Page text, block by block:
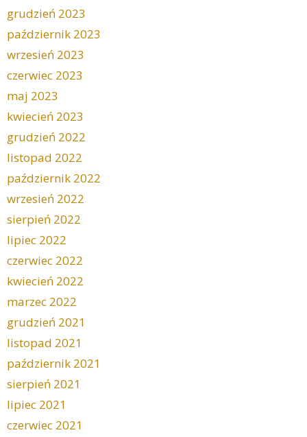
grudzień 2023
październik 2023
wrzesień 2023
czerwiec 2023
maj 2023
kwiecień 2023
grudzień 2022
listopad 2022
październik 2022
wrzesień 2022
sierpień 2022
lipiec 2022
czerwiec 2022
kwiecień 2022
marzec 2022
grudzień 2021
listopad 2021
październik 2021
sierpień 2021
lipiec 2021
czerwiec 2021